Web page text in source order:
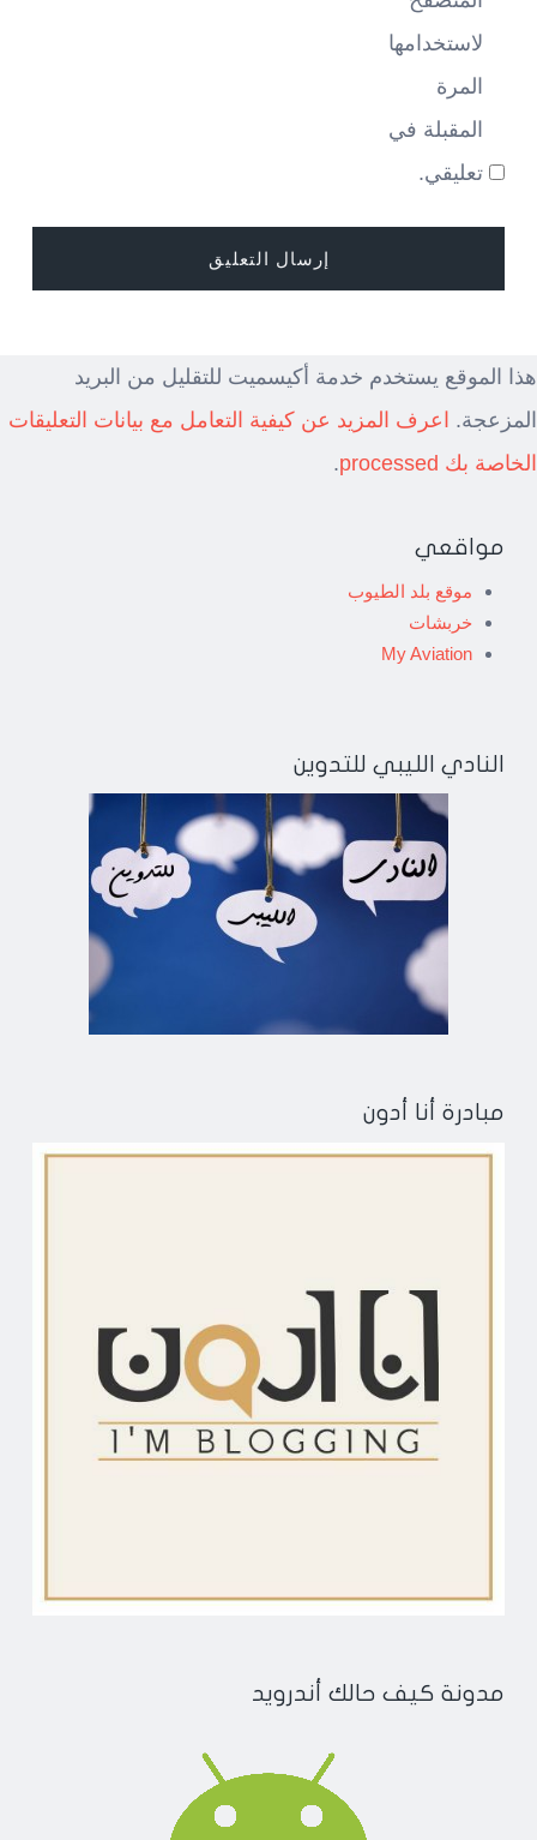
لاستخدامها
المرة
المقبلة في
تعليقي.
هذا الموقع يستخدم خدمة أكيسميت للتقليل من البريد
المزعجة.
اعرف المزيد عن كيفية التعامل مع بيانات التعليقات
الخاصة بك processed
.
مواقعي
موقع بلد الطيوب
خربشات
My Aviation
النادي الليبي للتدوين
مبادرة أنا أدون
مدونة كيف حالك أندرويد